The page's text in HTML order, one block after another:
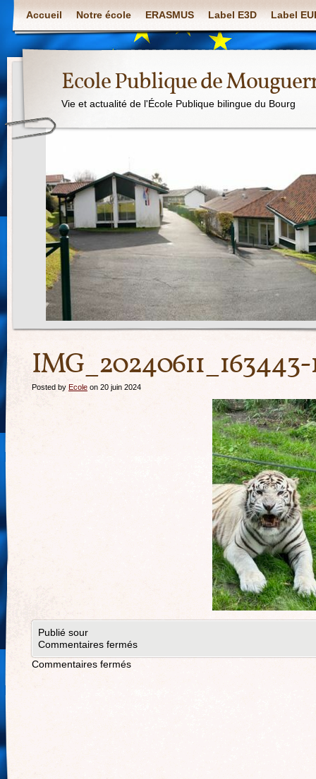
Accueil Notre école ERASMUS Label E3D Label
Ecole Publique de
Vie et actualité de l'École Publique bilingue du Bourg
IMG_20240611_163443-
Posted by Ecole on 20 juin 2024
Publié sour
Commentaires fermés
Commentaires fermés